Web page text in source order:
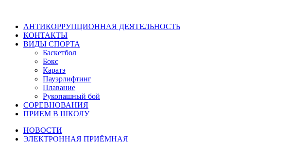
АНТИКОРРУПЦИОННАЯ ДЕЯТЕЛЬНОСТЬ
КОНТАКТЫ
ВИДЫ СПОРТА
Баскетбол
Бокс
Каратэ
Пауэрлифтинг
Плавание
Рукопашный бой
СОРЕВНОВАНИЯ
ПРИЕМ В ШКОЛУ
НОВОСТИ
ЭЛЕКТРОННАЯ ПРИЁМНАЯ